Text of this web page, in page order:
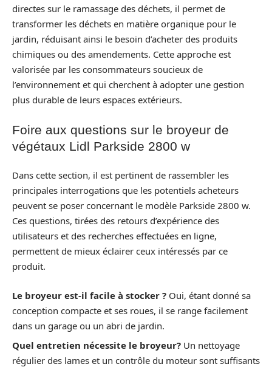
directes sur le ramassage des déchets, il permet de
transformer les déchets en matière organique pour le
jardin, réduisant ainsi le besoin d’acheter des produits
chimiques ou des amendements. Cette approche est
valorisée par les consommateurs soucieux de
l’environnement et qui cherchent à adopter une gestion
plus durable de leurs espaces extérieurs.
Foire aux questions sur le broyeur de
végétaux Lidl Parkside 2800 w
Dans cette section, il est pertinent de rassembler les
principales interrogations que les potentiels acheteurs
peuvent se poser concernant le modèle Parkside 2800 w.
Ces questions, tirées des retours d’expérience des
utilisateurs et des recherches effectuées en ligne,
permettent de mieux éclairer ceux intéressés par ce
produit.
Le broyeur est-il facile à stocker ? Oui, étant donné sa
conception compacte et ses roues, il se range facilement
dans un garage ou un abri de jardin.
Quel entretien nécessite le broyeur? Un nettoyage
régulier des lames et un contrôle du moteur sont suffisants